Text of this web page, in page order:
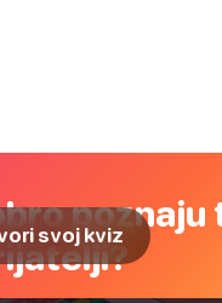
poznaju
svoj kviz